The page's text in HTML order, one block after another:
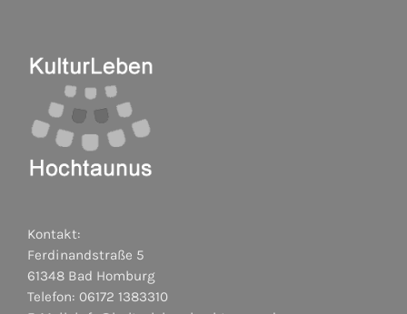
Kontakt:
Ferdinandstraße 5
61348 Bad Homburg
Telefon: 06172 1383310